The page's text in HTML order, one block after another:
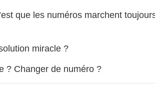
que les numéros marchent
miracle ?
? Changer de numéro ?